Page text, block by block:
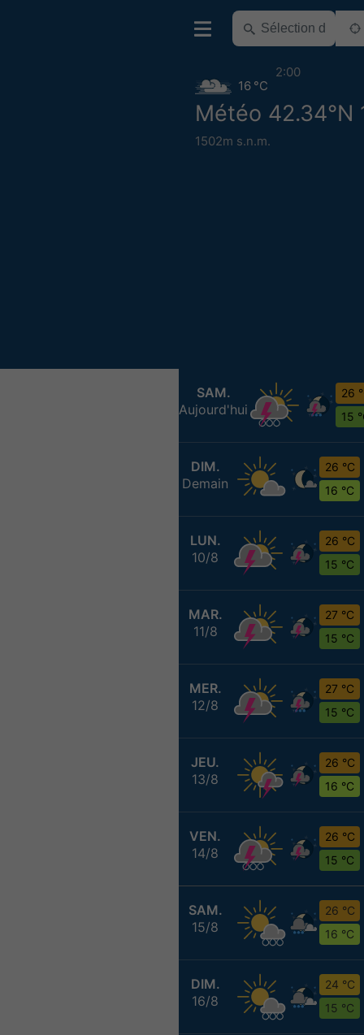
Météo 42.34°N
1502m s.n.m.
16 °C
2:00
SAM.
Aujourd'hui
26
15
DIM.
Demain
26 °C
16 °C
LUN.
10/8
26 °C
15 °C
MAR.
11/8
27 °C
15 °C
MER.
12/8
27 °C
15 °C
JEU.
13/8
26 °C
16 °C
VEN.
14/8
26 °C
15 °C
SAM.
15/8
26 °C
16 °C
DIM.
16/8
24 °C
15 °C